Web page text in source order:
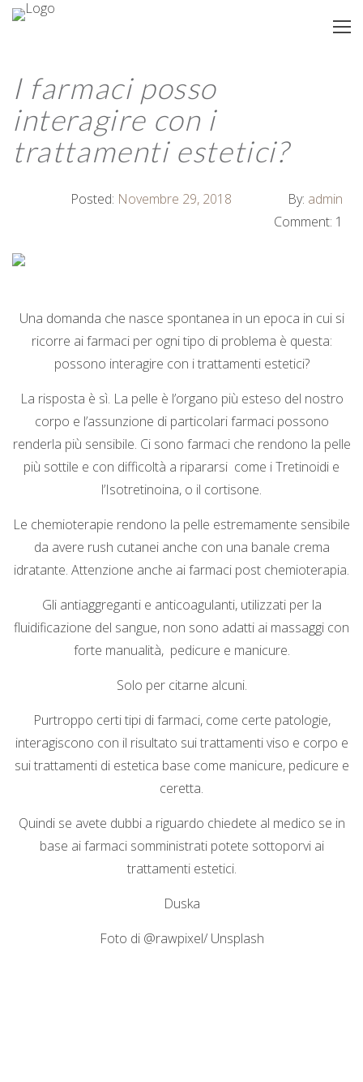
I farmaci posso
interagire con i
trattamenti estetici?
Posted: Novembre 29, 2018 By: admin
Comment: 1
Una domanda che nasce spontanea in un epoca in cui si
ricorre ai farmaci per ogni tipo di problema è questa:
possono interagire con i trattamenti estetici?
La risposta è sì. La pelle è l’organo più esteso del nostro
corpo e l’assunzione di particolari farmaci possono
renderla più sensibile. Ci sono farmaci che rendono la pelle
più sottile e con difficoltà a ripararsi come i Tretinoidi e
l’Isotretinoina, o il cortisone.
Le chemioterapie rendono la pelle estremamente sensibile
da avere rush cutanei anche con una banale crema
idratante. Attenzione anche ai farmaci post chemioterapia.
Gli antiaggreganti e anticoagulanti, utilizzati per la
fluidificazione del sangue, non sono adatti ai massaggi con
forte manualità, pedicure e manicure.
Solo per citarne alcuni.
Purtroppo certi tipi di farmaci, come certe patologie,
interagiscono con il risultato sui trattamenti viso e corpo e
sui trattamenti di estetica base come manicure, pedicure e
ceretta.
Quindi se avete dubbi a riguardo chiedete al medico se in
base ai farmaci somministrati potete sottoporvi ai
trattamenti estetici.
Duska
Foto di @rawpixel/ Unsplash